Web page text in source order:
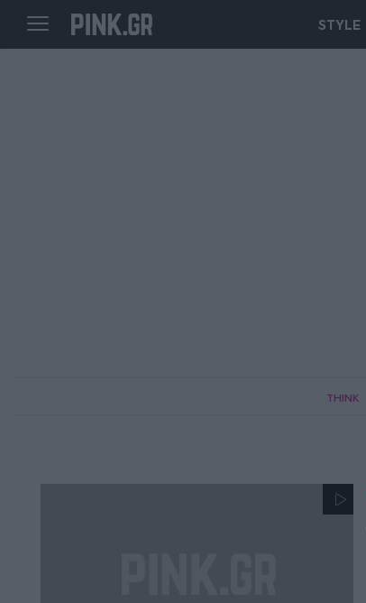
STYLE
THINK